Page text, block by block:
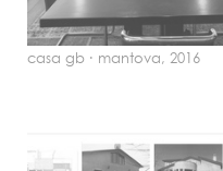
casa gb · mantova, 2016